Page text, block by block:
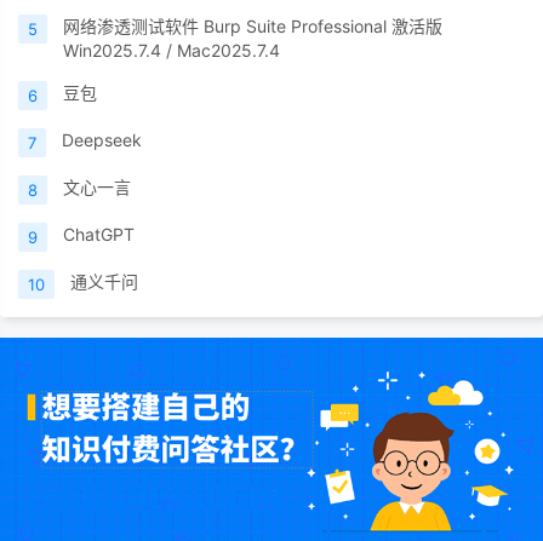
5
网络渗透测试软件 Burp Suite Professional 激活版
Win2025.7.4 / Mac2025.7.4
6 豆包
7 Deepseek
8 文心一言
9 ChatGPT
10 通义千问